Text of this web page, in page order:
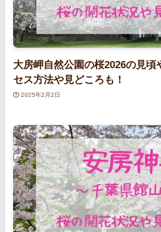
大房岬自然公園の桜2026の見頃
セス方法や見どころも！
2025年2月2日